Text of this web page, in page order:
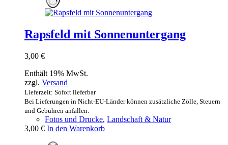
Rapsfeld mit Sonnenuntergang
3,00 €
Enthält 19% MwSt.
zzgl. Versand
Lieferzeit: Sofort lieferbar
Bei Lieferungen in Nicht-EU-Länder können zusätzliche Zölle, Steuern
und Gebühren anfallen.
Fotos und Drucke, Landschaft & Natur
3,00 € In den Warenkorb